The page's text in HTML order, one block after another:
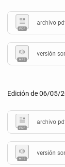
archivo
versión
Edición de 06/05/
archivo
versión